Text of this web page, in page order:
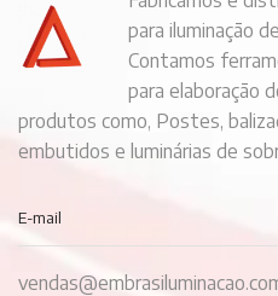
para iluminação
Contamos
para elaboração
produtos como, Postes,
embutidos e luminárias de
E-mail